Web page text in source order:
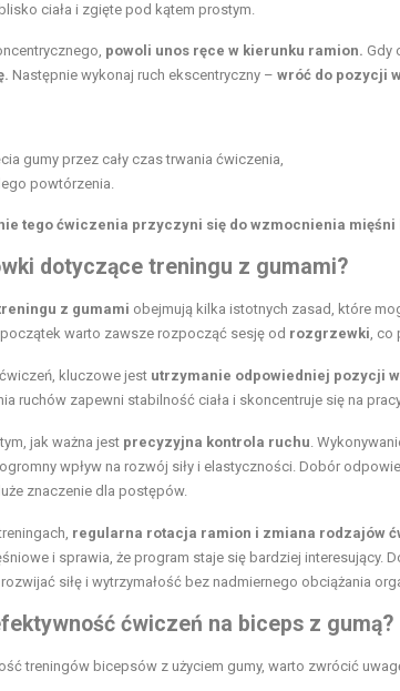
ciała i zgięte pod kątem prostym.
powoli unos ręce w kierunku ramion. Gdy
Następnie wykonaj ruch ekscentryczny – wróć do pozycji
gumy przez cały czas trwania ćwiczenia,
powtórzenia.
tego ćwiczenia przyczyni się do wzmocnienia
dotyczące treningu z gumami?
z gumami obejmują kilka istotnych zasad, które
warto zawsze rozpocząć sesję od rozgrzewki, co
kluczowe jest utrzymanie odpowiedniej pozycji
ruchów zapewni stabilność ciała i skoncentruje się na
jak ważna jest precyzyjna kontrola ruchu.
wpływ na rozwój siły i elastyczności. Dobór
znaczenie dla postępów.
regularna rotacja ramion i zmiana rodzajów
i sprawia, że program staje się bardziej
siłę i wytrzymałość bez nadmiernego obciążania
ćwiczeń na biceps z gumą?
treningów bicepsów z użyciem gumy, warto zwrócić